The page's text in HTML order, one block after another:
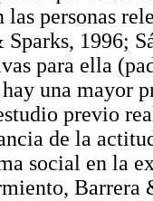
personas
1996;
para ella
una mayor
previo
de la
social en la